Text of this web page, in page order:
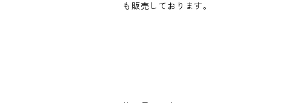
も販売しております。